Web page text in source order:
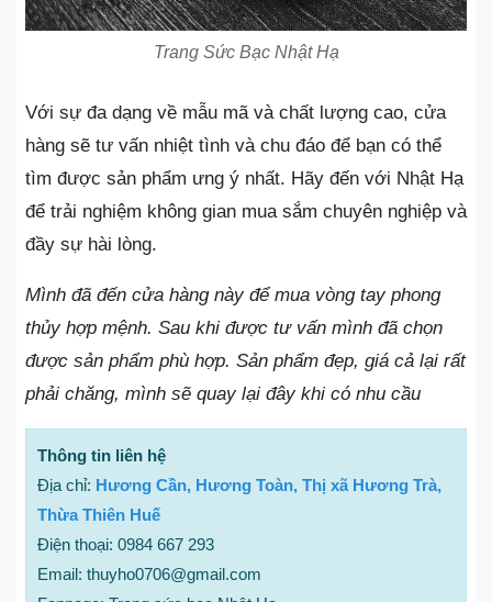
Trang Sức Bạc Nhật Hạ
Với sự đa dạng về mẫu mã và chất lượng cao, cửa
hàng sẽ tư vấn nhiệt tình và chu đáo để bạn có thể
tìm được sản phẩm ưng ý nhất. Hãy đến với Nhật Hạ
để trải nghiệm không gian mua sắm chuyên nghiệp và
đầy sự hài lòng.
Mình đã đến cửa hàng này để mua vòng tay phong
thủy hợp mệnh. Sau khi được tư vấn mình đã chọn
được sản phẩm phù hợp. Sản phẩm đẹp, giá cả lại rất
phải chăng, mình sẽ quay lại đây khi có nhu cầu
Thông tin liên hệ
Địa chỉ: Hương Cần, Hương Toàn, Thị xã Hương Trà,
Thừa Thiên Huế
Điện thoại: 0984 667 293
Email: thuyho0706@gmail.com